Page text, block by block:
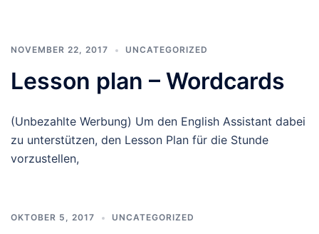
NOVEMBER 22, 2017 UNCATEGORIZED
Lesson plan – Wordcards
(Unbezahlte Werbung) Um den English Assistant dabei
zu unterstützen, den Lesson Plan für die Stunde
vorzustellen,
OKTOBER 5, 2017 UNCATEGORIZED